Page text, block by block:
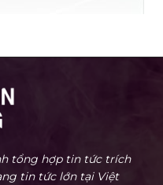
tổng hợp tin tức trích
tin tức lớn tại Việt